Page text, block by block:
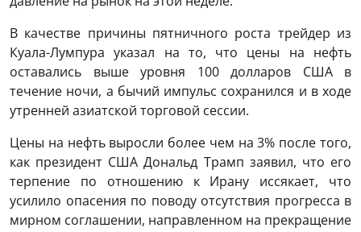
В качестве причины пятничного роста трейдер из
Куала-Лумпура указал на то, что цены на нефть
оставались выше уровня 100 долларов США в
течение ночи, а бычий импульс сохранился и в ходе
утренней азиатской торговой сессии.
Цены на нефть выросли более чем на 3% после того,
как президент США Дональд Трамп заявил, что его
терпение по отношению к Ирану иссякает, что
усилило опасения по поводу отсутствия прогресса в
мирном соглашении, направленном на прекращение